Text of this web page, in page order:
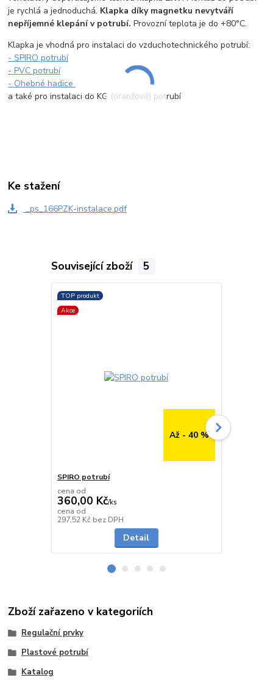
je rychlá a jednoduchá. Klapka díky magnetku nevytváří
nepříjemné klepání v potrubí. Provozní teplota je do +80°C.
Klapka je vhodná pro instalaci do vzduchotechnického potrubí:
- SPIRO potrubí
- PVC potrubí
- Ohebné hadice
a také pro instalaci do KG (oranžové) potrubí
Ke stažení
_ps_166PZK-instalace.pdf
Související zboží 5
TOP produkt
Akce
Až - 40 %
SPIRO potrubí
cena od
360,00 Kč/ks
cena od
297,52 Kč bez DPH
Detail
Zboží zařazeno v kategoriích
Regulační prvky
Plastové potrubí
Katalog